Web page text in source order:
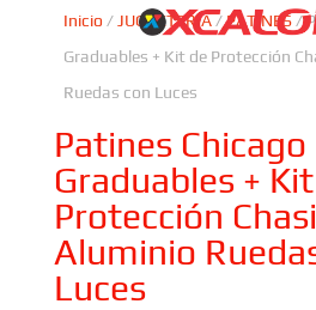
Inicio / JUGUETERIA/PATINES/
Graduables + Kit de Protección
Ruedas con Luces
Patines Chicago
Graduables +
Protección
Aluminio
Luces